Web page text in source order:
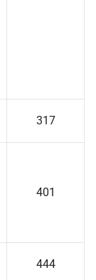
317
401
444